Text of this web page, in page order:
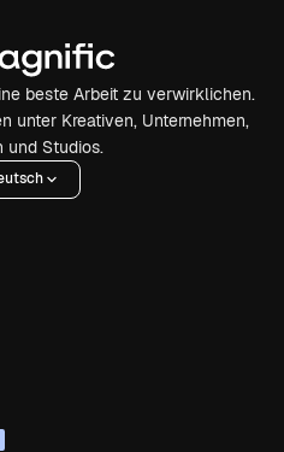
beste Arbeit zu verwirklichen.
unter Kreativen, Unternehmen,
und Studios.